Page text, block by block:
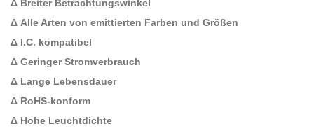
Δ Breiter Betrachtungswinkel
Δ Alle Arten von emittierten Farben und Größen
Δ I.C. kompatibel
Δ Geringer Stromverbrauch
Δ Lange Lebensdauer
Δ RoHS-konform
Δ Hohe Leuchtdichte